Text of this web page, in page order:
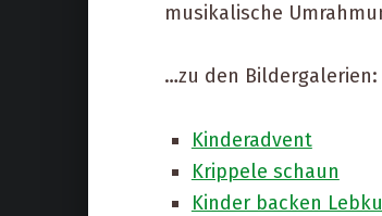
musikalische
…zu den Bildergalerien:
Kinderadvent
Krippele schaun
Kinder backen